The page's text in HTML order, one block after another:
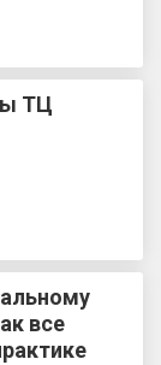
ТЦ
все